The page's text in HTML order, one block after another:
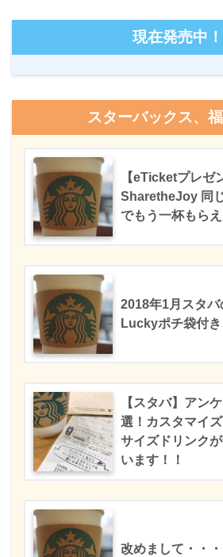
現在発売中！
スターバックス、
【eTicketプレゼ
SharetheJoy 同
でもう一杯もらえ
2018年1月スタ
Luckyポチ袋付き
【スタバ】アン
選！カスタマイ
サイズドリンク
います！！
改めまして・・・